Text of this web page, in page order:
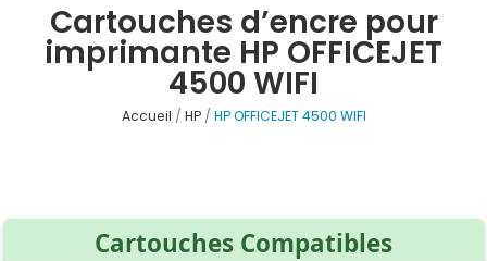
Cartouches d’encre pour
imprimante HP OFFICEJET
4500 WIFI
Accueil HP HP OFFICEJET 4500 WIFI
Cartouches Compatibles